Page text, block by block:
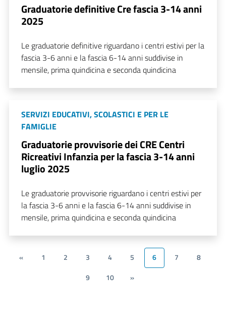
Graduatorie definitive Cre fascia 3-14 anni
2025
Le graduatorie definitive riguardano i centri estivi per la
fascia 3-6 anni e la fascia 6-14 anni suddivise in
mensile, prima quindicina e seconda quindicina
SERVIZI EDUCATIVI, SCOLASTICI E PER LE
FAMIGLIE
Graduatorie provvisorie dei CRE Centri
Ricreativi Infanzia per la fascia 3-14 anni
luglio 2025
Le graduatorie provvisorie riguardano i centri estivi per
la fascia 3-6 anni e la fascia 6-14 anni suddivise in
mensile, prima quindicina e seconda quindicina
« 1 2 3 4 5 6 7
8
9
10 »